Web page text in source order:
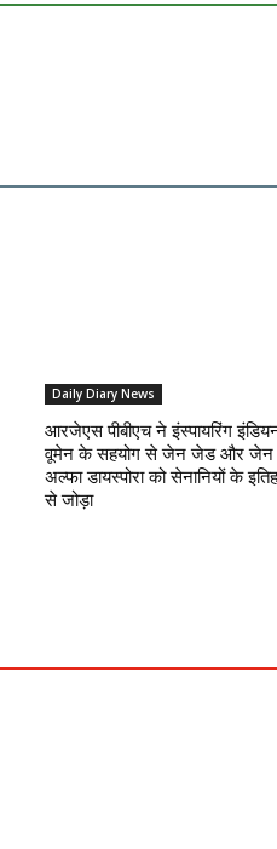
Daily Diary News
आरजेएस पीबीएच ने इंस्पायरिंग
वूमेन के सहयोग से जेन जेड और जेन
अल्फा डायस्पोरा को सेनानियों के
से जोड़ा